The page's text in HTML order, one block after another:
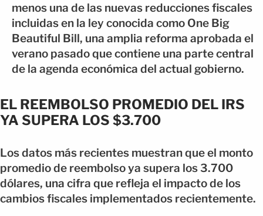
menos una de las nuevas reducciones fiscales
incluidas en la ley conocida como One Big
Beautiful Bill, una amplia reforma aprobada el
verano pasado que contiene una parte central
de la agenda económica del actual gobierno.
EL REEMBOLSO PROMEDIO DEL IRS
YA SUPERA LOS $3.700
Los datos más recientes muestran que el monto
promedio de reembolso ya supera los 3.700
dólares, una cifra que refleja el impacto de los
cambios fiscales implementados recientemente.